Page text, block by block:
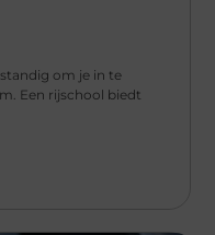
om je in te
Een rijschool biedt